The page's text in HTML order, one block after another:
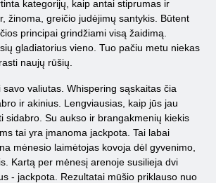
kategorijų, kaip antai stiprumas ir
žinoma, greičio judėjimų santykis. Būtent
principai grindžiami visą žaidimą.
gladiatorius vieno. Tuo pačiu metu niekas
naujų rūšių.
valiutas. Whispering sąskaitas čia
ir akinius. Lengviausias, kaip jūs jau
sidabro. Su aukso ir brangakmenių kiekis
tai yra įmanoma jackpota. Tai labai
mėnesio laimėtojas kovoja dėl gyvenimo,
Kartą per mėnesį arenoje susilieja dvi
- jackpota. Rezultatai mūšio priklauso nuo